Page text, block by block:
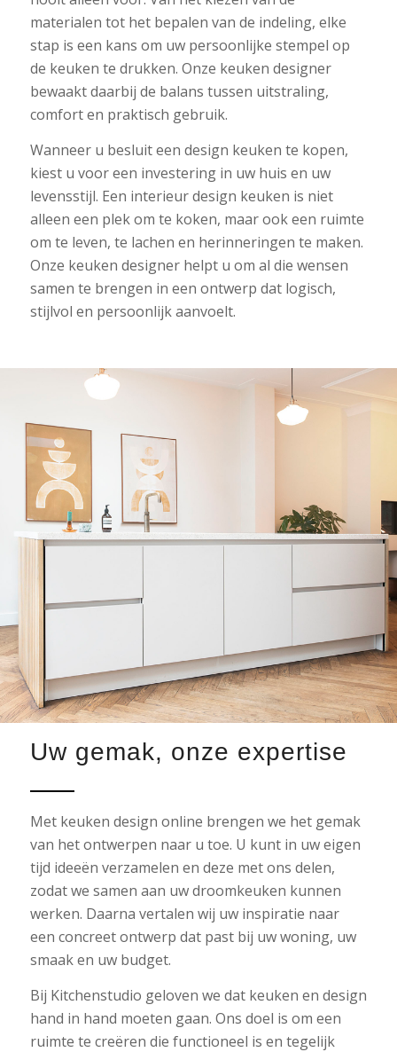
materialen tot het bepalen van de indeling, elke
stap is een kans om uw persoonlijke stempel op
de keuken te drukken. Onze keuken designer
bewaakt daarbij de balans tussen uitstraling,
comfort en praktisch gebruik.
Wanneer u besluit een design keuken te kopen,
kiest u voor een investering in uw huis en uw
levensstijl. Een interieur design keuken is niet
alleen een plek om te koken, maar ook een ruimte
om te leven, te lachen en herinneringen te maken.
Onze keuken designer helpt u om al die wensen
samen te brengen in een ontwerp dat logisch,
stijlvol en persoonlijk aanvoelt.
Uw gemak, onze expertise
Met keuken design online brengen we het gemak
van het ontwerpen naar u toe. U kunt in uw eigen
tijd ideeën verzamelen en deze met ons delen,
zodat we samen aan uw droomkeuken kunnen
werken. Daarna vertalen wij uw inspiratie naar
een concreet ontwerp dat past bij uw woning, uw
smaak en uw budget.
Bij Kitchenstudio geloven we dat keuken en design
hand in hand moeten gaan. Ons doel is om een
ruimte te creëren die functioneel is en tegelijk